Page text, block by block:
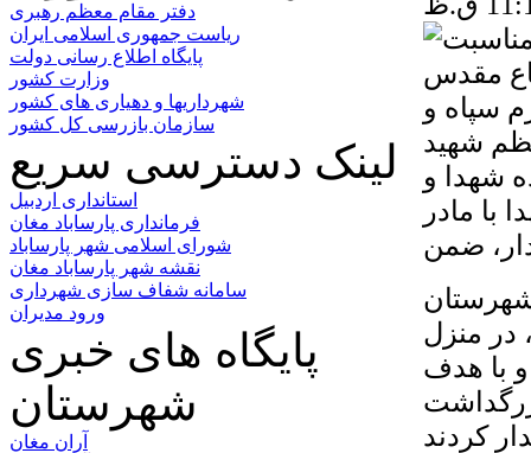
سپاه و
شهید
شهدا و
با مادر
در منزل
با هدف
دفتر مقام معظم رهبری
ریاست جمهوری اسلامی ایران
پایگاه اطلاع رسانی دولت
وزارت کشور
شهرداریها و دهیاری های کشور
سازمان بازرسی کل کشور
لینک دسترسی سریع
استانداری اردبیل
فرمانداری پارساباد مغان
شورای اسلامی شهر پارساباد
نقشه شهر پارساباد مغان
سامانه شفاف سازی شهرداری
ورود مدیران
پایگاه های خبری
شهرستان
آران مغان